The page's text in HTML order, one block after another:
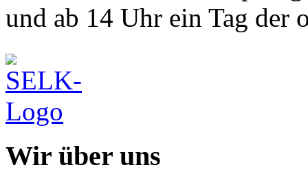
und ab 14 Uhr ein Tag der
Wir über uns